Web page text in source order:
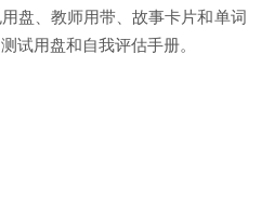
盘、教师用带、故事卡片和单词
试用盘和自我评估手册。